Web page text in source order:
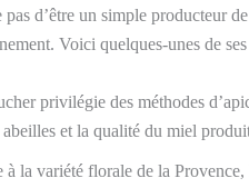
d’être un simple producteur
Voici quelques-unes de
privilégie des méthodes
et la qualité du miel
à la variété florale de la